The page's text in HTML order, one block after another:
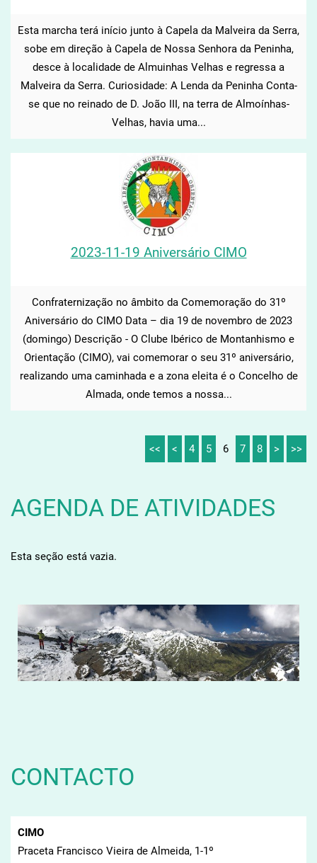
Esta marcha terá início junto à Capela da Malveira da Serra,
sobe em direção à Capela de Nossa Senhora da Peninha,
desce à localidade de Almuinhas Velhas e regressa a
Malveira da Serra. Curiosidade: A Lenda da Peninha Conta-
se que no reinado de D. João III, na terra de Almoínhas-
Velhas, havia uma...
2023-11-19 Aniversário CIMO
Confraternização no âmbito da Comemoração do 31º
Aniversário do CIMO Data – dia 19 de novembro de 2023
(domingo) Descrição - O Clube Ibérico de Montanhismo e
Orientação (CIMO), vai comemorar o seu 31º aniversário,
realizando uma caminhada e a zona eleita é o Concelho de
Almada, onde temos a nossa...
<< < 4 5 6 7 8 > >>
AGENDA DE ATIVIDADES
Esta seção está vazia.
CONTACTO
CIMO
Praceta Francisco Vieira de Almeida, 1-1º